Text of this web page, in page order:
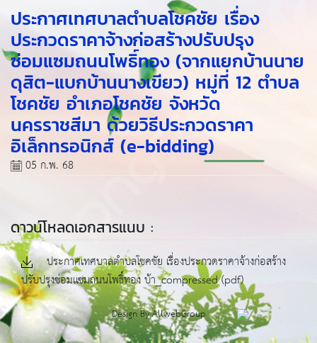
ประกาศเทศบาลตำบลโชคชัย เรื่อง
ประกวดราคาจ้างก่อสร้างปรับปรุง
ซ่อมแซมถนนโพธิ์ทอง (จากแยกบ้านนาย
ดุสิต-แบกบ้านนางเขียว) หมู่ที่ 12 ตำบล
โชคชัย อำเภอโชคชัย จังหวัด
นครราชสีมา ด้วยวิธีประกวดราคา
อิเล็กทรอนิกส์ (e-bidding)
05 ก.พ. 68
ดาวน์โหลดเอกสารแนบ :
ประกาศเทศบาลตำบลโชคชัย เรื่องประกวดราคาจ้างก่อสร้าง
ปรับปรุงซ่อมแซมถนนโพธิ์ทอง บ้า_compressed (pdf)
Design ByAllwebGroup